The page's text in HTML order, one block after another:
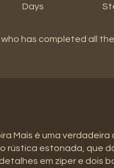
Days
has completed all
Mais é uma
rústica estonada, que
em zíper e dois